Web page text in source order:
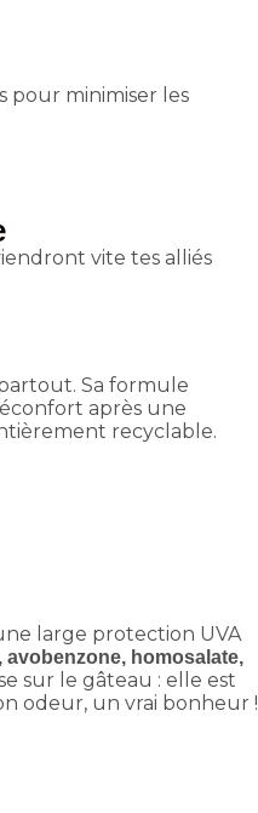
pour minimiser les
vite tes alliés
Sa formule
après une
recyclable.
large protection UVA
homosalate,
sur le gâteau : elle est
odeur, un vrai bonheur !